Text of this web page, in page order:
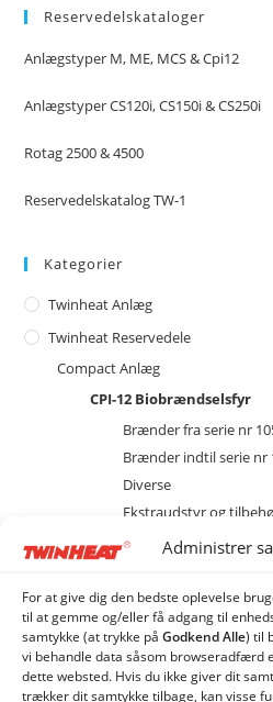
Administrer
For at give dig den bedste oplevelse
til at gemme og/eller få adgang til
samtykke (at trykke på Godkend Alle) til
vi behandle data såsom browseradfærd
dette websted. Hvis du ikke giver dit
trækker dit samtykke tilbage, kan visse
Reservedelskataloger
Anlægstyper M, ME, MCS & Cpi12
Anlægstyper CS120i, CS150i & CS250i
Rotag 2500 & 4500
Reservedelskatalog TW-1
Kategorier
Twinheat Anlæg
Twinheat Reservedele
Compact Anlæg
CPI-12 Biobrændselsfyr
Brænder fra serie nr
Brænder indtil serie nr
Diverse
Ekstraudstyr og
EL
Magasin
Sprinkler
TW-1 Pillefyr
Combi Anlæg